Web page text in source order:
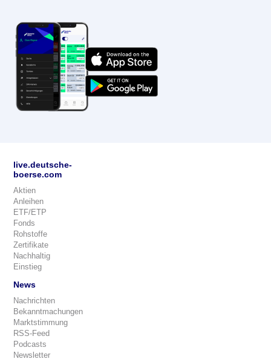
live.deutsche-
boerse.com
Aktien
Anleihen
ETF/ETP
Fonds
Rohstoffe
Zertifikate
Nachhaltig
Einstieg
News
Nachrichten
Bekanntmachungen
Marktstimmung
RSS-Feed
Podcasts
Newsletter